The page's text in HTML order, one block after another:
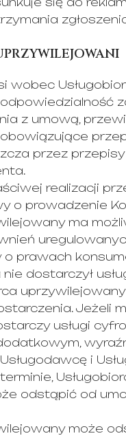
wobec
z umową,
przez
realizacji
o prowadzenie
ma
o prawach
dostarczył
Jeżeli
usługi
i
odstąpić od
może